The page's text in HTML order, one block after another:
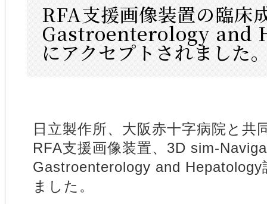
RFA支援画像装置の臨床
Gastroenterology and
にアクセプトされました
日立製作所、大阪赤十字病院と共
RFA支援画像装置、3D sim-
Gastroenterology and
ました。